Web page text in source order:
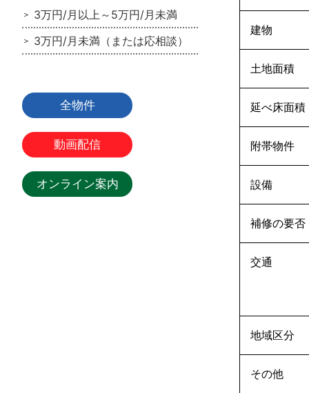
建物
土地面積
延べ床面積
附帯物件
設備
補修の要否
交通
地域区分
その他
3万円/月以上～5万円/月未満
3万円/月未満（または応相談）
全物件
動画配信
オンライン案内